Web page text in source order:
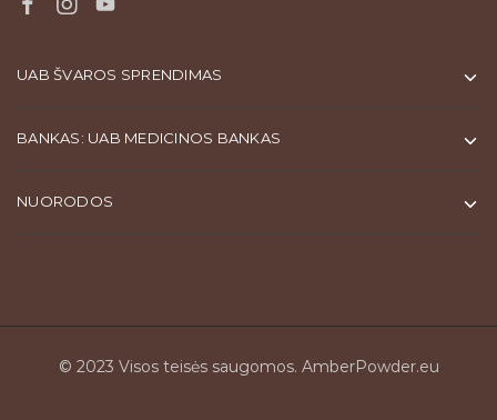
UAB ŠVAROS SPRENDIMAS
BANKAS: UAB MEDICINOS BANKAS
NUORODOS
© 2023 Visos teisės saugomos. AmberPowder.eu